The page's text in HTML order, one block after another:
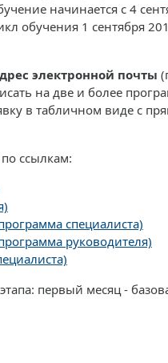
начинается с 4
обучения 1 сентября
электронной почты
на две и более
в табличном виде с
ссылкам:
специалиста)
руководителя)
первый месяц -